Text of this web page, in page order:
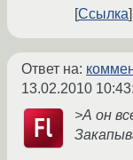
Ссылка
Ответ на:
13.02.2010
>А он